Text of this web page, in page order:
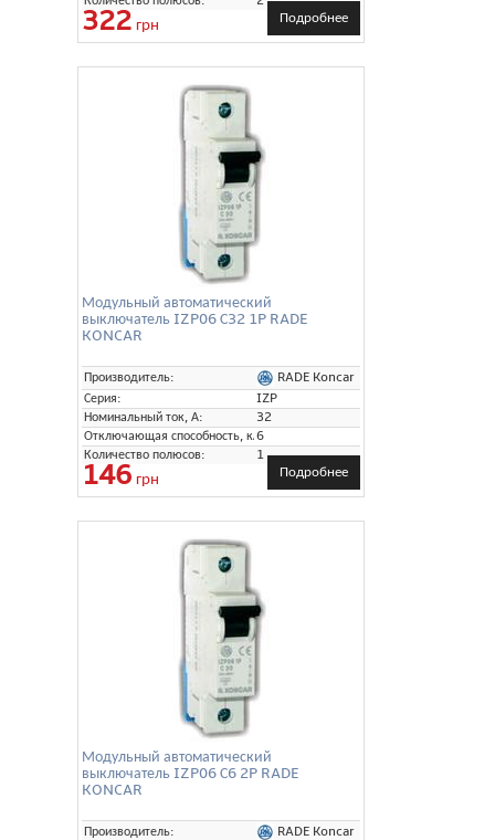
322 грн Подробнее
Модульный автоматический
выключатель IZP06 С32 1P RADE
KONCAR
Производитель:
RADE Koncar
Серия:
IZP
Номинальный ток, А:
32
Отключающая способность, кА:
6
Количество полюсов:
1
146 грн Подробнее
Модульный автоматический
выключатель IZP06 С6 2P RADE
KONCAR
Производитель: RADE Koncar